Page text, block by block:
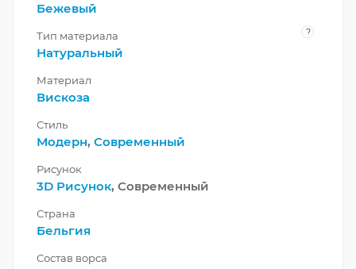
Бежевый
Тип материала ?
Натуральный
Материал
Вискоза
Стиль
Модерн, Современный
Рисунок
3D Рисунок, Современный
Страна
Бельгия
Состав ворса